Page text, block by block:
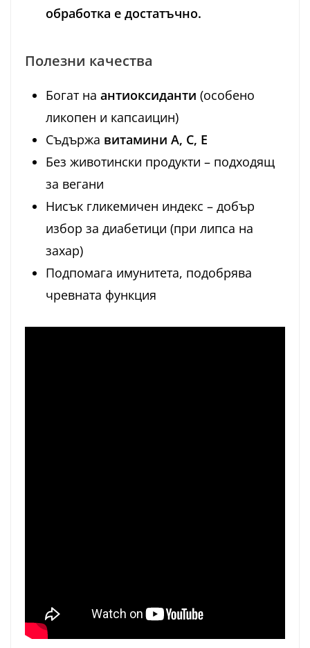
обработка е достатъчно.
Полезни качества
Богат на антиоксиданти (особено
ликопен и капсаицин)
Съдържа витамини A, C, E
Без животински продукти – подходящ
за вегани
Нисък гликемичен индекс – добър
избор за диабетици (при липса на
захар)
Подпомага имунитета, подобрява
чревната функция